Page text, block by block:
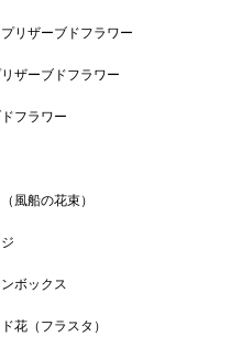
リザーブドフラワー
ザーブドフラワー
フラワー
風船の花束）
ボックス
花（フラスタ）